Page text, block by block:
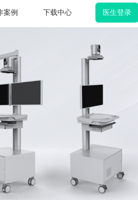
案例 下载中心 医生登录